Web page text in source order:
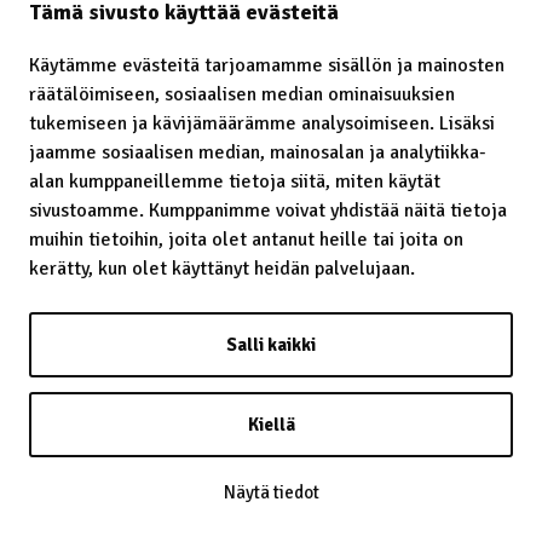
Tämä sivusto käyttää evästeitä
Käytämme evästeitä tarjoamamme sisällön ja mainosten
räätälöimiseen, sosiaalisen median ominaisuuksien
tukemiseen ja kävijämäärämme analysoimiseen. Lisäksi
jaamme sosiaalisen median, mainosalan ja analytiikka-
alan kumppaneillemme tietoja siitä, miten käytät
sivustoamme. Kumppanimme voivat yhdistää näitä tietoja
muihin tietoihin, joita olet antanut heille tai joita on
kerätty, kun olet käyttänyt heidän palvelujaan.
Salli kaikki
Kiellä
Näytä tiedot
Laavu – lávvu
Laidunrauha
Lainatut perinteet
Lainsäädäntö
Lapin kaste
Lappalainen
Lapsiin kohdistunut häirintä